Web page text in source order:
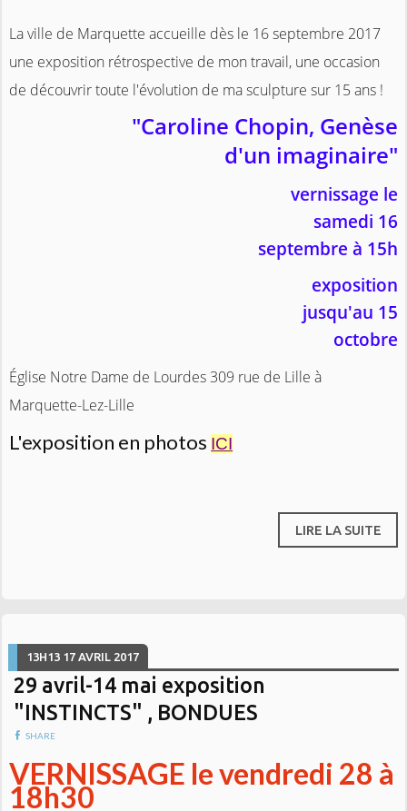
La ville de Marquette accueille dès le 16 septembre 2017
une exposition rétrospective de mon travail, une occasion
de découvrir toute l'évolution de ma sculpture sur 15 ans !
"Caroline Chopin, Genèse
d'un imaginaire"
vernissage le
samedi 16
septembre à 15h
exposition
jusqu'au 15
octobre
Église Notre Dame de Lourdes 309 rue de Lille à
Marquette-Lez-Lille
L'exposition en photosICI
LIRE LA SUITE
13H13 17 AVRIL 2017
29 avril-14 mai exposition
"INSTINCTS" , BONDUES
SHARE
VERNISSAGE le vendredi 28 à
18h30